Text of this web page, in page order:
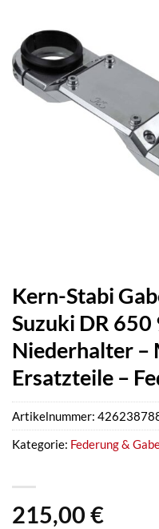
Kern-Stabi
Suzuki DR
Niederhalter
Ersatzteile –
215,00 €
Artikelnummer:
Kategorie: Federung &